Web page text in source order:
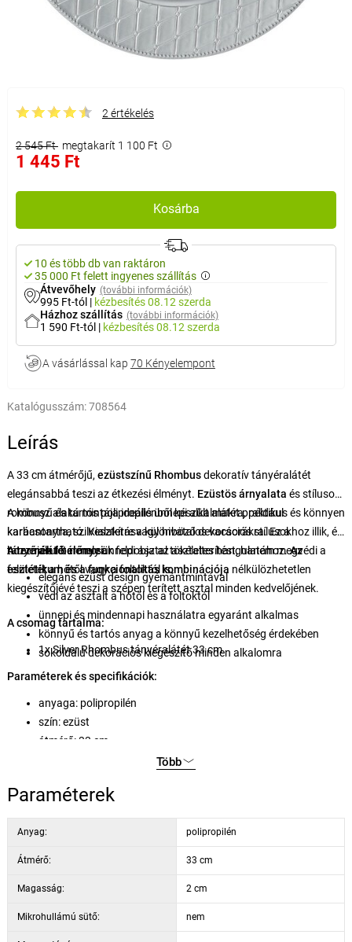
2 értékelés
2 545 Ft megtakarít 1 100 Ft
1 445 Ft
Kosárba
10 és több db van raktáron
35 000 Ft felett ingyenes szállítás
Átvevőhely (további információk)
995 Ft-tól | kézbesítés08.12 szerda
Házhoz szállítás (további információk)
1 590 Ft-tól | kézbesítés08.12 szerda
A vásárlással kap 70 Kényelempont
Katalógusszám:708564
Leírás
A 33 cm átmérőjű, ezüstszínű Rhombusdekoratív tányéralátét
elegánsabbá teszi az étkezési élményt. Ezüstös árnyalata és stílusos
rombusz alakú mintája ideális ünnepi alkalmakra, például
karácsonyra, szilveszterre vagy hivatalos vacsorákra. Ez a
tányéralátét nemcsak feldobja az asztalterítést, hanem megvédi a
felületét a hőtől vagy a foltoktól is.
A könnyű és tartós polipropilénből készült alátét praktikus és könnyen
karbantartható. Kialakítása különböző dekorációs stílusokhoz illik, és
hozzájárul bármely ünnepi asztal tökéletes hangulatához.Az
esztétikum és a funkcionalitás kombinációja nélkülözhetetlen
kiegészítőjévé teszi a szépen terített asztal minden kedvelőjének.
A termék fő előnyei:
elegáns ezüst design gyémántmintával
védi az asztalt a hőtől és a foltoktól
ünnepi és mindennapi használatra egyaránt alkalmas
könnyű és tartós anyag a könnyű kezelhetőség érdekében
sokoldalú dekorációs kiegészítő minden alkalomra
A csomag tartalma:
1x Silver Rhombus tányéralátét 33 cm
Paraméterek és specifikációk:
anyaga: polipropilén
szín: ezüst
átmérő: 33 cm
Több
Paraméterek
Anyag: polipropilén
Átmérő: 33 cm
Magasság: 2 cm
Mikrohullámú sütő: nem